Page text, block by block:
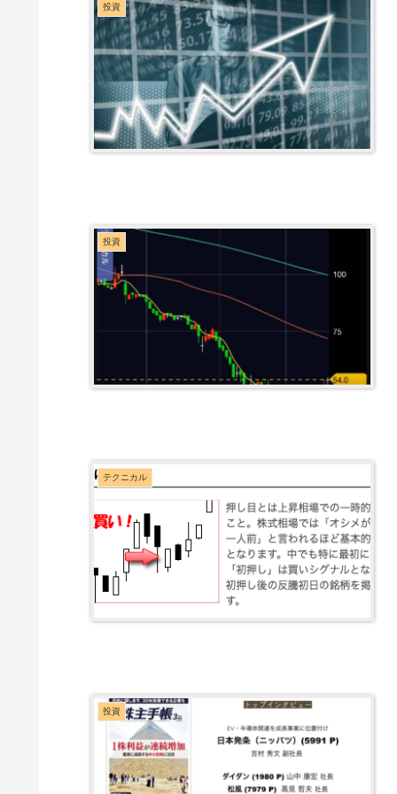
投資
投資
テクニカル
投資